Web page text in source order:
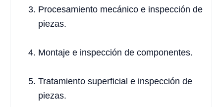
Procesamiento mecánico e inspección de
piezas.
Montaje e inspección de componentes.
Tratamiento superficial e inspección de
piezas.